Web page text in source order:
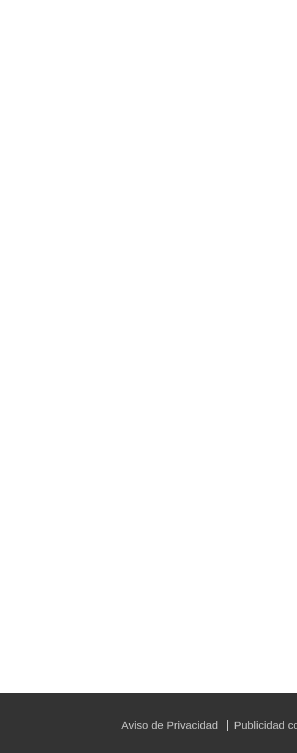
Aviso de Privacidad Publicidad